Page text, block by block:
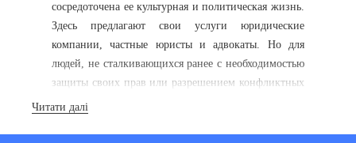
сосредоточена ее культурная и политическая жизнь.
Здесь предлагают свои услуги юридические
компании, частные юристы и адвокаты. Но для
людей, не сталкивающихся ранее с необходимостью
защиты своих прав или разрешением конфликтных
ситуаций, порой трудно сориентироваться и найти
Читати далі